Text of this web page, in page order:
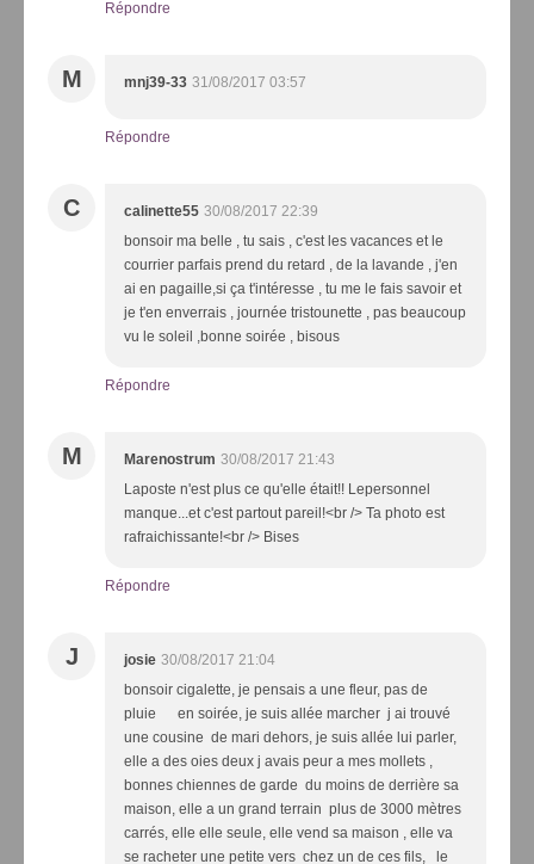
Répondre
M mnj39-33 31/08/2017 03:57
Répondre
C calinette55 30/08/2017 22:39
bonsoir ma belle , tu sais , c'est les vacances et le
courrier parfais prend du retard , de la lavande , j'en
ai en pagaille,si ça t'intéresse , tu me le fais savoir et
je t'en enverrais , journée tristounette , pas beaucoup
vu le soleil ,bonne soirée , bisous
Répondre
M Marenostrum 30/08/2017 21:43
Laposte n'est plus ce qu'elle était!! Lepersonnel
manque...et c'est partout pareil!<br /> Ta photo est
rafraichissante!<br /> Bises
Répondre
J josie 30/08/2017 21:04
bonsoir cigalette, je pensais a une fleur, pas de
pluie en soirée, je suis allée marcher j ai trouvé
une cousine de mari dehors, je suis allée lui parler,
elle a des oies deux j avais peur a mes mollets ,
bonnes chiennes de garde du moins de derrière sa
maison, elle a un grand terrain plus de 3000 mètres
carrés, elle elle seule, elle vend sa maison , elle va
se racheter une petite vers chez un de ces fils, le